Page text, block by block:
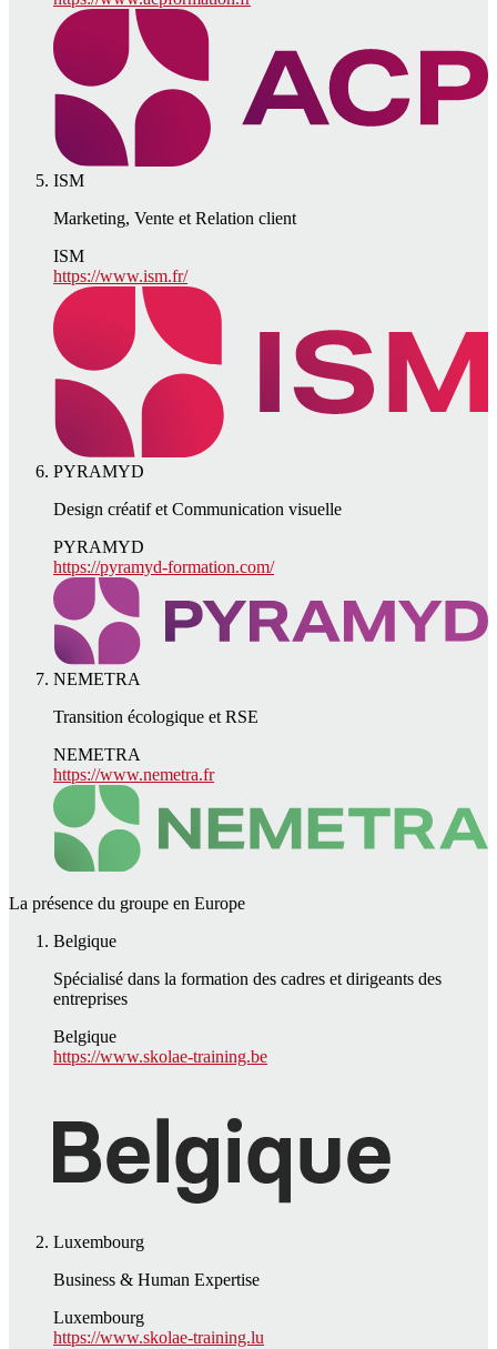
ISM
Marketing, Vente et Relation client
ISM
https://www.ism.fr/
PYRAMYD
Design créatif et Communication visuelle
PYRAMYD
https://pyramyd-formation.com/
NEMETRA
Transition écologique et RSE
NEMETRA
https://www.nemetra.fr
La présence du groupe en Europe
Belgique
Spécialisé dans la formation des cadres et dirigeants des
entreprises
Belgique
https://www.skolae-training.be
Luxembourg
Business & Human Expertise
Luxembourg
https://www.skolae-training.lu